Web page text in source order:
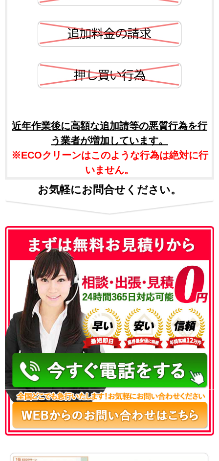
近年作業後に高額な追加請等の悪質行為を行
う業者が増加しています。
※ECOクリーンはこのような行為は絶対に行
いません。
お気軽にお問合せください。
050-3186-4780